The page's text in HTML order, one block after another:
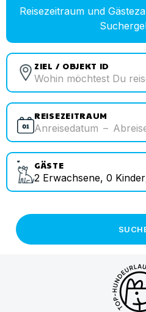
Reisezeitraum und
ZIEL / OBJEKT ID
REISEZEITRAUM
Anreisedatum –
GÄSTE
2 Erwachsene, 0 Kinder